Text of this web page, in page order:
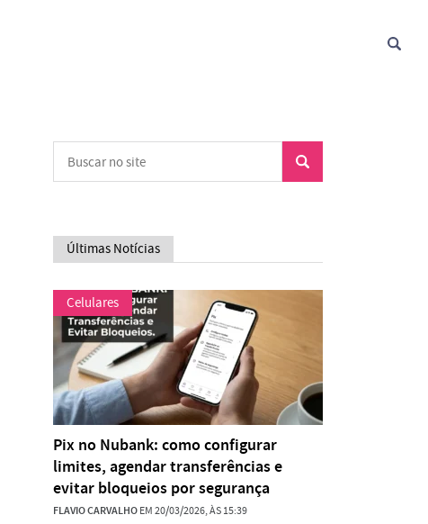
Últimas Notícias
Celulares
Pix no Nubank: como configurar
limites, agendar transferências e
evitar bloqueios por segurança
FLAVIO CARVALHOEM 20/03/2026, ÀS 15:39